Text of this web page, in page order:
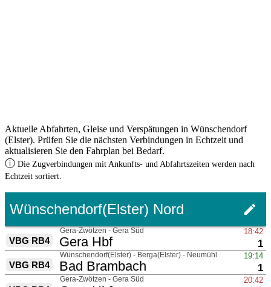
Aktuelle Abfahrten, Gleise und Verspätungen in Wünschendorf
(Elster). Prüfen Sie die nächsten Verbindungen in Echtzeit und
aktualisieren Sie den Fahrplan bei Bedarf.
ⓘ Die Zugverbindungen mit Ankunfts- und Abfahrtszeiten werden nach
Echtzeit sortiert.